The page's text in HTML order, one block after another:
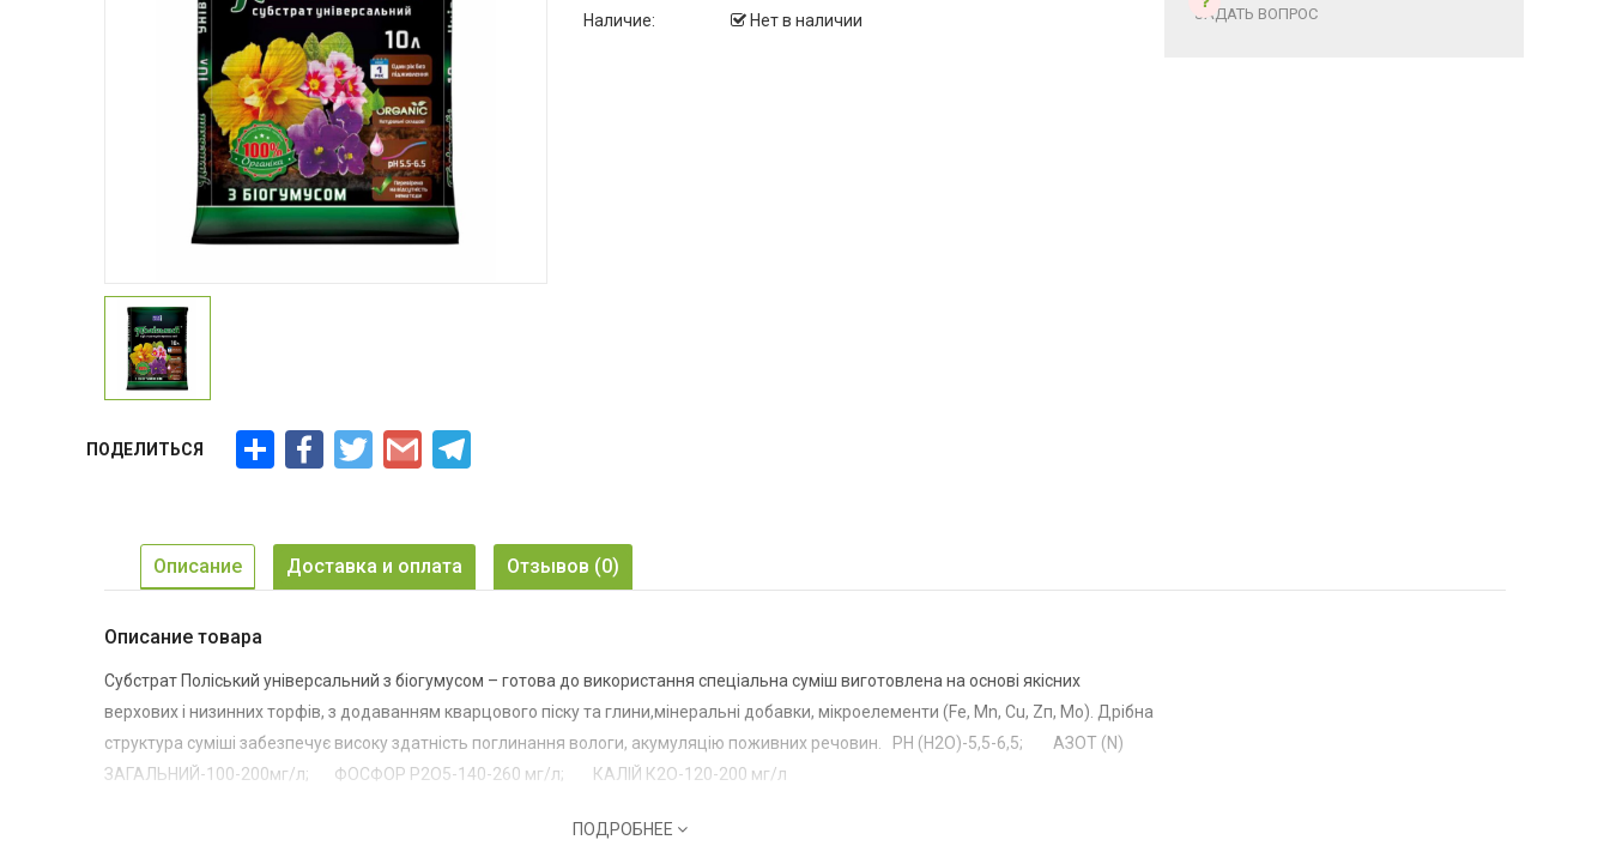
Наличие:
Нет в наличии ЗАДАТЬ ВОПРОС
ПОДЕЛИТЬСЯ Ресурс FacebookTwitter Gmail
Описание Доставка и оплата Отзывов (0)
Описание товара
Субстрат Поліський універсальний з біогумусом – готова до використання спеціальна суміш виготовлена на основі якісних
верхових і низинних торфів, з додаванням кварцового піску та глини,мінеральні добавки, мікроелементи (Fе, Мn, Сu, Zп, Мо). Дрібна
структура суміші забезпечує високу здатність поглинання вологи, акумуляцію поживних речовин. РН (Н2О)-5,5-6,5;
АЗОТ (N)
ЗАГАЛЬНИЙ-100-200мг/л;
ФОСФОР Р2О5-140-260 мг/л; КАЛІЙ К2О-120-200 мг/л
ПОДРОБНЕЕ